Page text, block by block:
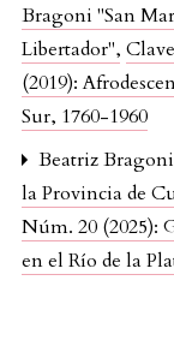
Bragoni "San
Libertador",
(2019):
Sur, 1760-1960
Beatriz
la Provincia de
Núm. 20 (2025):
en el Río de la